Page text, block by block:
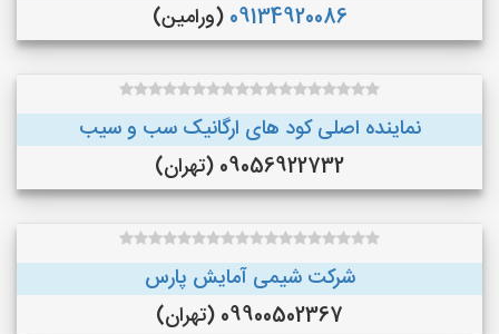
09134920086 (ورامین)
نماینده اصلی کود های ارگانیک سب و سیب
09056922732 (تهران)
شرکت شیمی آمایش پارس
09900502367 (تهران)